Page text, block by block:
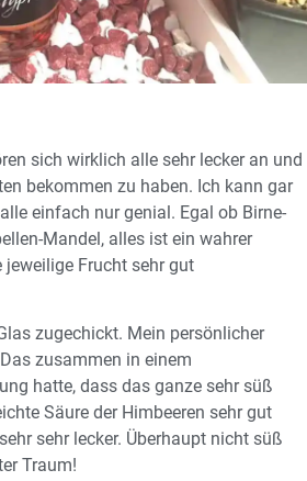
sich wirklich alle sehr lecker an und
bekommen zu haben. Ich kann gar
einfach nur genial. Egal ob Birne-
Mandel, alles ist ein wahrer
Frucht sehr gut
zugechickt. Mein persönlicher
zusammen in einem
hatte, dass das ganze sehr süß
Säure der Himbeeren sehr gut
sehr lecker. Überhaupt nicht süß
Traum!